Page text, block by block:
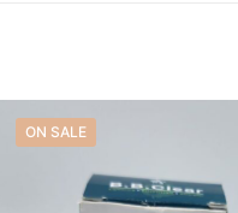
, et
ON SALE